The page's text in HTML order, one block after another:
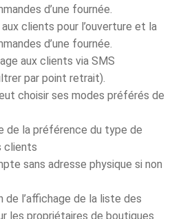
d’une fournée.
aux clients pour l’ouverture et la
d’une fournée.
aux clients via SMS
par point retrait).
choisir ses modes préférés de
de la préférence du type de
clients
sans adresse physique si non
de l’affichage de la liste des
les propriétaires de boutiques